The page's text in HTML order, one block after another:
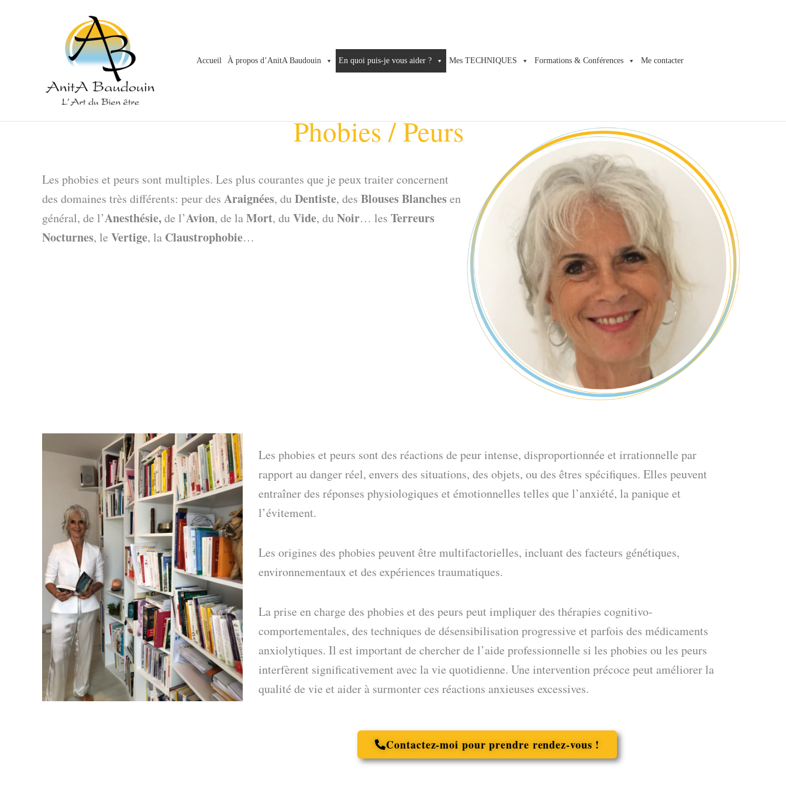
Accueil À propos d’AnitA Baudouin En quoi puis-je vous aider ? Mes TECHNIQUES Formations & Conférences Me contacter
Phobies / Peurs
Les phobies et peurs sont multiples. Les plus courantes que je peux traiter concernent
des domaines très différents: peur des Araignées, du Dentiste, des Blouses Blanches en
général, de l’Anesthésie,de l’Avion, de laMort, du Vide, du Noir… les Terreurs
Nocturnes, le Vertige, la Claustrophobie…
Les phobies et peurs sont des réactions de peur intense, disproportionnée et irrationnelle par
rapport au danger réel, envers des situations, des objets, ou des êtres spécifiques. Elles peuvent
entraîner des réponses physiologiques et émotionnelles telles que l’anxiété, la panique et
l’évitement.
Les origines des phobies peuvent être multifactorielles, incluant des facteurs génétiques,
environnementaux et des expériences traumatiques.
La prise en charge des phobies et des peurs peut impliquer des thérapies cognitivo-
comportementales, des techniques de désensibilisation progressive et parfois des médicaments
anxiolytiques. Il est important de chercher de l’aide professionnelle si les phobies ou les peurs
interfèrent significativement avec la vie quotidienne. Une intervention précoce peut améliorer la
qualité de vie et aider à surmonter ces réactions anxieuses excessives.
Contactez-moi pour prendre rendez-vous !